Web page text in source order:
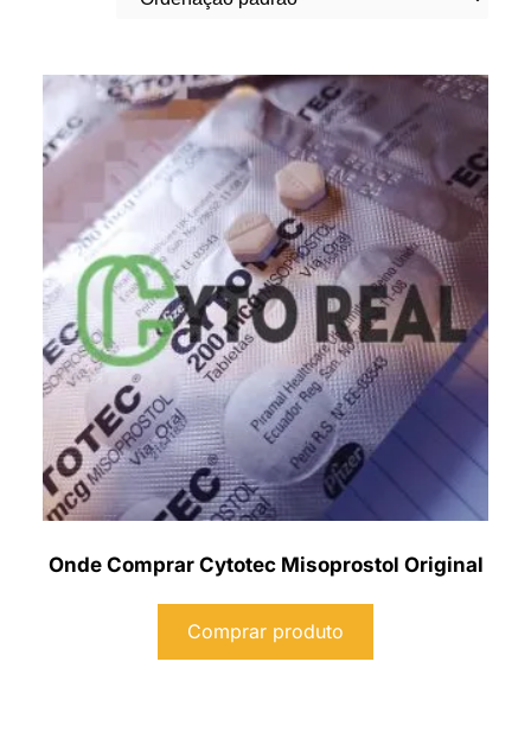
Onde Comprar Cytotec Misoprostol Original
Comprar produto